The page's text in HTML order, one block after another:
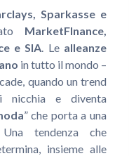
Sparkasse e
MarketFInance,
e SIA . Le alleanze
in tutto il mondo –
quando un trend
nicchia e diventa
” che porta a una
tendenza che
insieme alle